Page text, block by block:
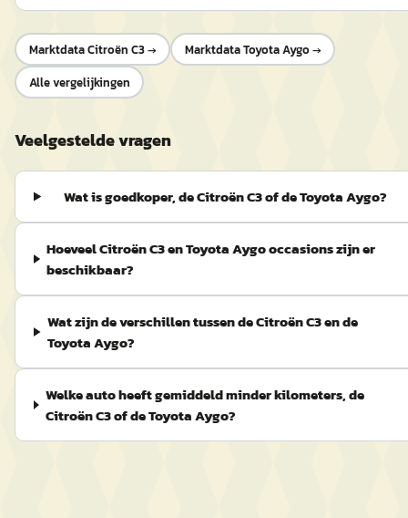
MarktdataCitroën C3→ MarktdataToyota Aygo→
Alle vergelijkingen
Veelgestelde vragen
Wat is goedkoper, de Citroën C3 of de Toyota Aygo?
Hoeveel Citroën C3 en Toyota Aygo occasions zijn er
beschikbaar?
Wat zijn de verschillen tussen de Citroën C3 en de
Toyota Aygo?
Welke auto heeft gemiddeld minder kilometers, de
Citroën C3 of de Toyota Aygo?